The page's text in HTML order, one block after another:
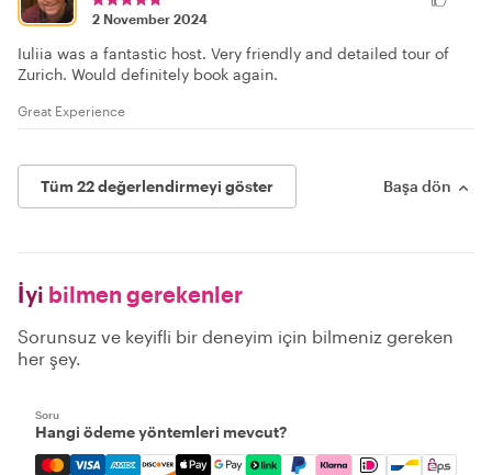
2 November 2024
Iuliia was a fantastic host. Very friendly and detailed tour of
Zurich. Would definitely book again.
Great Experience
Tüm 22 değerlendirmeyi göster Başa dön
İyi bilmen gerekenler
Sorunsuz ve keyifli bir deneyim için bilmeniz gereken
her şey.
Soru
Hangi ödeme yöntemleri mevcut?
Mastercard, Visa, Amex, Discover, Apple Pay, Google